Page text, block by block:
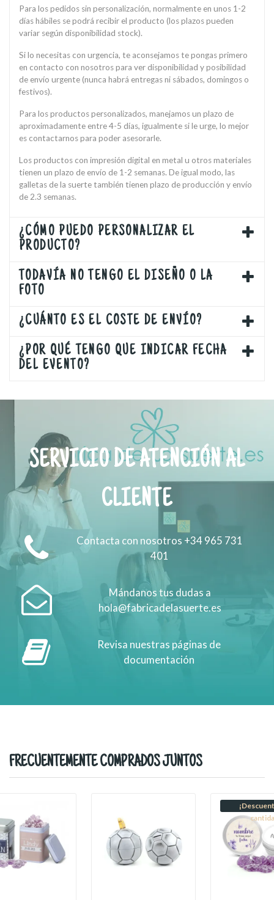
Para los pedidos sin personalización, normalmente en unos 1-2
días hábiles se podrá recibir el producto (los plazos pueden
variar según disponibilidad stock).
Si lo necesitas con urgencia, te aconsejamos te pongas primero
en contacto con nosotros para ver disponibilidad y posibilidad
de envío urgente (nunca habrá entregas ni sábados, domingos o
festivos).
Para los productos personalizados, manejamos un plazo de
aproximadamente entre 4-5 días, igualmente si le urge, lo mejor
es contactarnos para poder asesorarle.
Los productos con impresión digital en metal u otros materiales
tienen un plazo de envío de 1-2 semanas. De igual modo, las
galletas de la suerte también tienen plazo de producción y envío
de 2.3 semanas.
¿CÓMO PUEDO PERSONALIZAR EL
PRODUCTO?
TODAVÍA NO TENGO EL DISEÑO O LA
FOTO
¿CUÁNTO ES EL COSTE DE ENVÍO?
¿POR QUÉ TENGO QUE INDICAR FECHA
DEL EVENTO?
SERVICIO DE ATENCIÓN AL
CLIENTE
Contacta con nosotros +34 965 731
401
Mándanos tus dudas a
hola@fabricadelasuerte.es
Revisa nuestras páginas de
documentación
FRECUENTEMENTE COMPRADOS JUNTOS